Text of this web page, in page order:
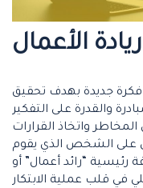
الأعمال
جديدة بهدف تحقيق
والقدرة على التفكير
المخاطر واتخاذ القرارات
على الشخص الذي يقوم
“رائد أعمال” أو
في قلب عملية الابتكار